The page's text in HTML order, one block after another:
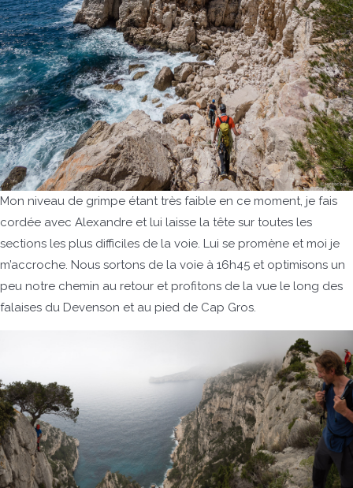
Mon niveau de grimpe étant très faible en ce moment, je fais
cordée avec Alexandre et lui laisse la tête sur toutes les
sections les plus difficiles de la voie. Lui se promène et moi je
m’accroche. Nous sortons de la voie à 16h45 et optimisons un
peu notre chemin au retour et profitons de la vue le long des
falaises du Devenson et au pied de Cap Gros.